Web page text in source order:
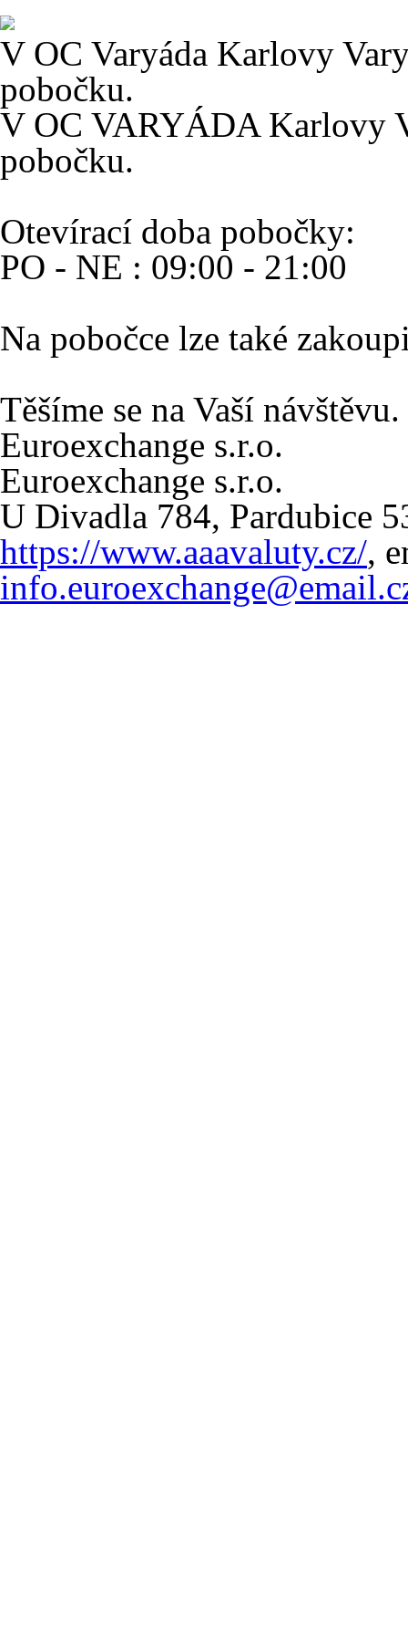
V OC Varyáda Karlovy
pobočku.
V OC VARYÁDA Karlovy
pobočku.
Otevírací doba pobočky:
PO - NE : 09:00 - 21:00
Na pobočce lze také
Těšíme se na Vaší návštěvu.
Euroexchange s.r.o.
Euroexchange s.r.o.
U Divadla 784, Pardubice
https://www.aaavaluty.cz/,